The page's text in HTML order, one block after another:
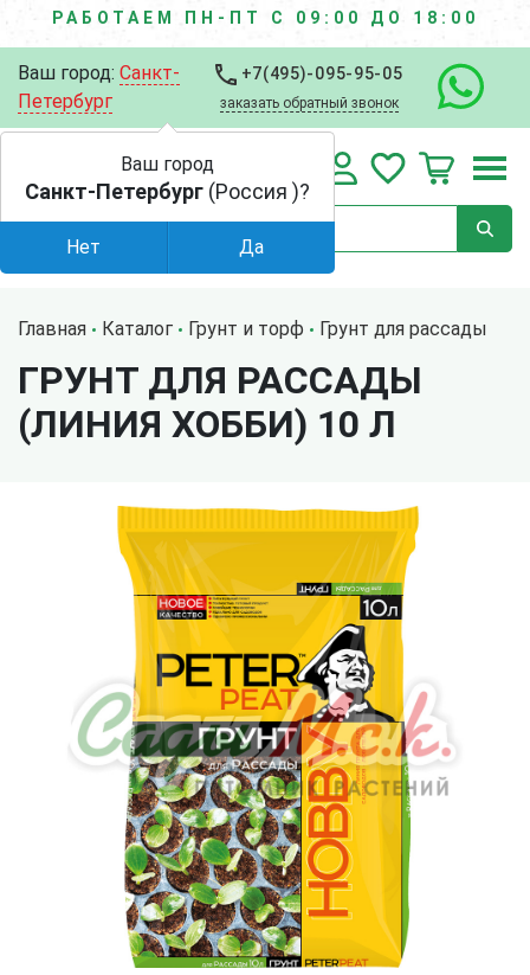
РАБОТАЕМ ПН-ПТ С 09:00 ДО 18:00
Ваш город: Санкт-
Петербург
+7(495)-095-95-05
заказать обратный звонок
Главная Каталог Грунт и торф Грунт для рассады
ГРУНТ ДЛЯ РАССАДЫ
(ЛИНИЯ ХОББИ) 10 Л
Ваш город
Санкт-Петербург (Россия )?
Нет Да